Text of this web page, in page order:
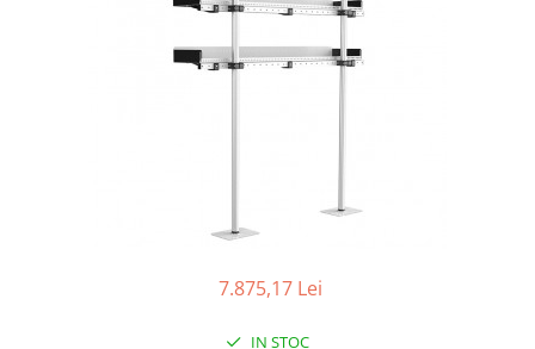
Pompe pneumatice cu membrana
Rezervoare de vopsit cu presiune
Manometre Iwata Japonia7.875,17 Lei
IN STOC